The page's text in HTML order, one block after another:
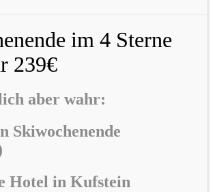
im 4 Sterne
239€
aber wahr:
Skiwochenende
Hotel in Kufstein